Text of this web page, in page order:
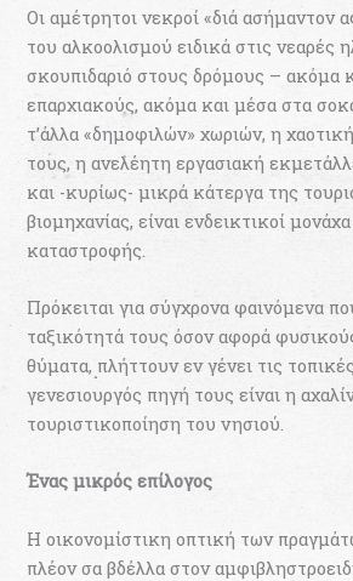
Οι αμέτρητοι νεκροί «διά ασήμαντον
του αλκοολισμού ειδικά στις νεαρές
σκουπιδαριό στους δρόμους – ακόμα
επαρχιακούς, ακόμα και μέσα στα
τ’άλλα «δημοφιλών» χωριών, η
τους, η ανελέητη εργασιακή
και -κυρίως- μικρά κάτεργα της
βιομηχανίας, είναι ενδεικτικοί
καταστροφής.
Πρόκειται για σύγχρονα φαινόμενα
ταξικότητά τους όσον αφορά
θύματα, πλήττουν εν γένει τις
γενεσιουργός πηγή τους είναι η
τουριστικοποίηση του νησιού.
Ένας μικρός επίλογος
Η οικονομίστικη οπτική των
πλέον σα βδέλλα στον